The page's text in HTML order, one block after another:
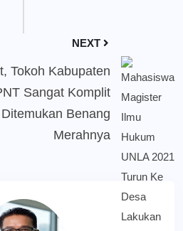
NEXT
Tokoh Kabupaten
Sangat Komplit
Benang
Merahnya